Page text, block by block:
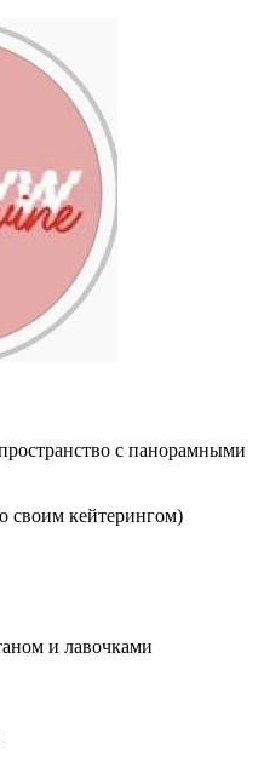
с панорамными
своим кейтерингом)
и лавочками